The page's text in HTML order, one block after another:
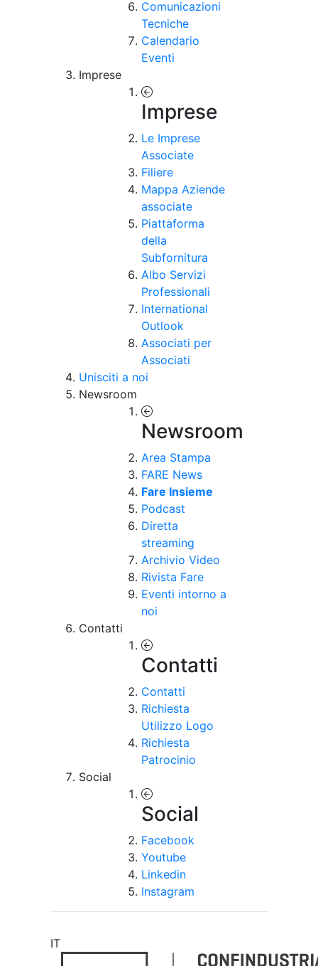
Comunicazioni
Tecniche
Calendario
Eventi
Imprese
Imprese
Le Imprese
Associate
Filiere
Mappa Aziende
associate
Piattaforma
della
Subfornitura
Albo Servizi
Professionali
International
Outlook
Associati per
Associati
Unisciti a noi
Newsroom
Newsroom
Area Stampa
FARE News
Fare Insieme
Podcast
Diretta
streaming
Archivio Video
Rivista Fare
Eventi intorno a
noi
Contatti
Contatti
Contatti
Richiesta
Utilizzo Logo
Richiesta
Patrocinio
Social
Social
Facebook
Youtube
Linkedin
Instagram
IT